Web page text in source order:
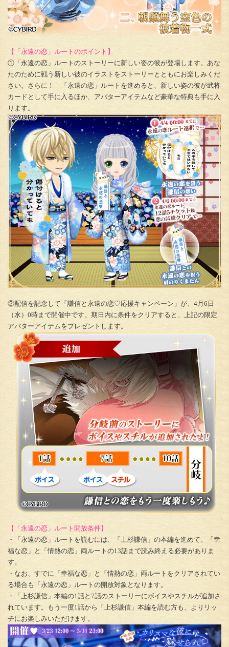
【「永遠の恋」ルートのポイント】
①「永遠の恋」ルートのストーリーに新しい姿の彼が登場します。あな
たのために戦う新しい彼のイラストをストーリーとともにお楽しみくだ
さい。さらに！ 「永遠の恋」ルートを進めると、新しい姿の彼が武将
カードとして手に入るほか、アバターアイテムなど豪華な特典も手に入
ります。
②配信を記念して「謙信と永遠の恋♡応援キャンペーン」が、4月6日
（水）0時まで開催中です。期日内に条件をクリアすると、上記の限定
アバターアイテムをプレゼントします。
【「永遠の恋」ルート開放条件】
・「永遠の恋」ルートを読むには、「上杉謙信」の本編を進めて、「幸
福な恋」と「情熱の恋」両ルートの13話まで読み終える必要がありま
す。
・なお、すでに「幸福な恋」と「情熱の恋」両ルートをクリアされてい
る場合も「永遠の恋」ルートの開放対象となります。
・「上杉謙信」本編の1話と7話のストーリーにボイスやスチルが追加さ
れています。もう一度1話から「上杉謙信」本編を読む方も、よりリッ
チにお楽しみいただけます。